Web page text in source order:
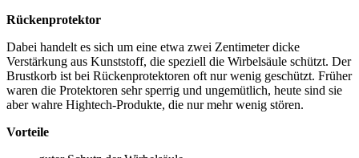
Rückenprotektor
Dabei handelt es sich um eine etwa zwei Zentimeter dicke
Verstärkung aus Kunststoff, die speziell die Wirbelsäule schützt. Der
Brustkorb ist bei Rückenprotektoren oft nur wenig geschützt. Früher
waren die Protektoren sehr sperrig und ungemütlich, heute sind sie
aber wahre Hightech-Produkte, die nur mehr wenig stören.
Vorteile